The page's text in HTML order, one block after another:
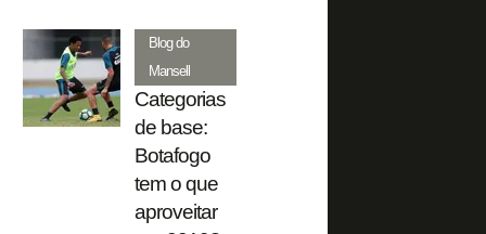
Blog do
Mansell
Categorias
de base:
Botafogo
tem o que
aproveitar